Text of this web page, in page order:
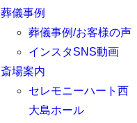
葬儀事例
葬儀事例/お客様の声
インスタSNS動画
斎場案内
セレモニーハート西
大島ホール